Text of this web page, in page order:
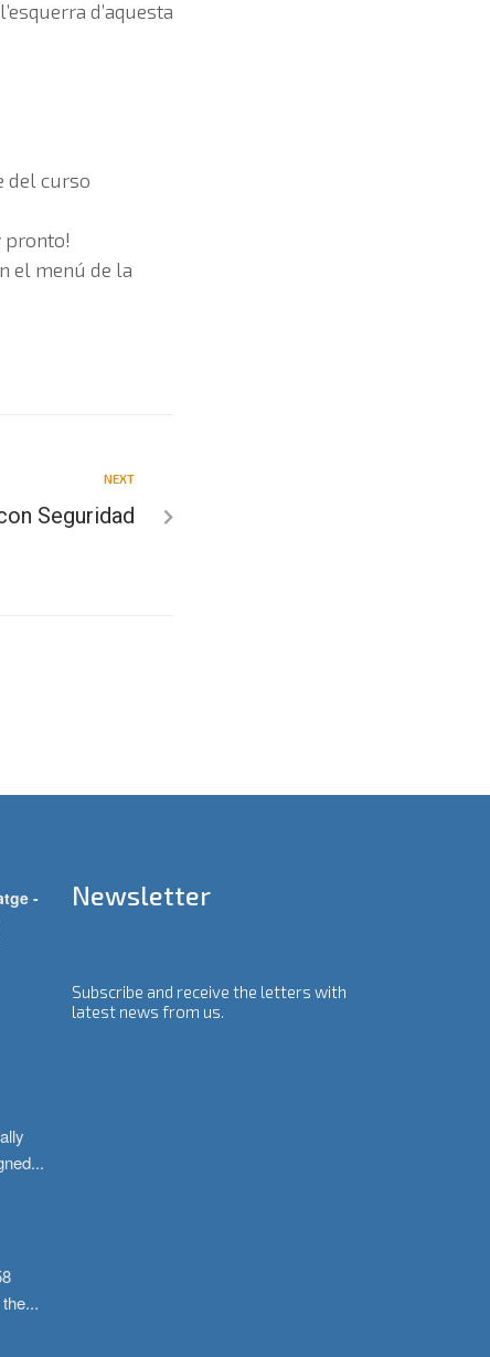
d’aquesta
del curso
pronto!
el menú de la
NEXT
Seguridad
-
...
...
Newsletter
Subscribe and receive the letters with
latest news from us.